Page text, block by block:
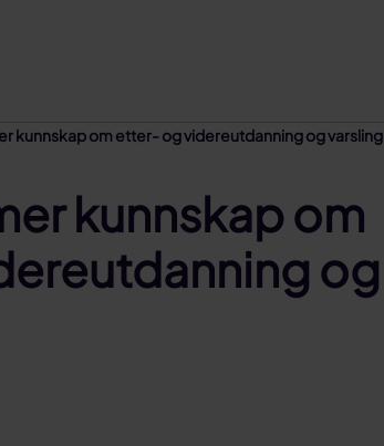
kunnskap om etter- og videreutdanning og varsling
kunnskap om
og